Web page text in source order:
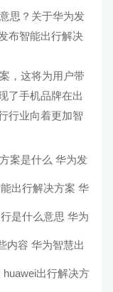
思？关于华为发
布智能出行解决
，这将为用户带
了手机品牌在出
行业向着更加智
案是什么 华为发
出行解决方案 华
是什么意思 华为
内容 华为智慧出
huawei出行解决方